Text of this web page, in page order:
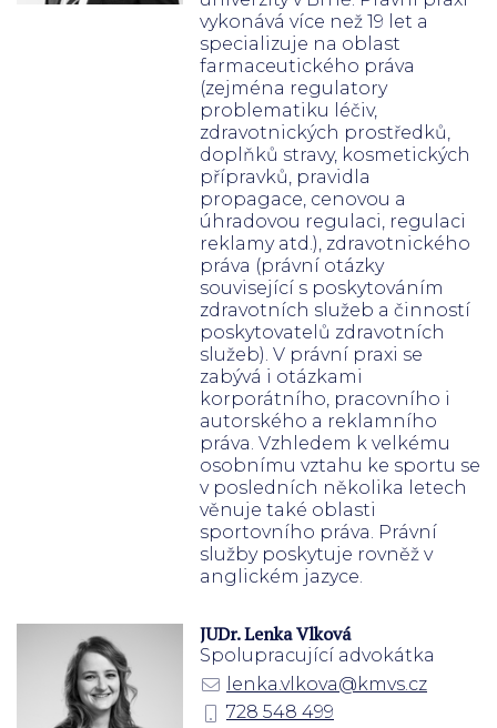
vykonává více než 19 let a
specializuje na oblast
farmaceutického práva
(zejména regulatory
problematiku léčiv,
zdravotnických prostředků,
doplňků stravy, kosmetických
přípravků, pravidla
propagace, cenovou a
úhradovou regulaci, regulaci
reklamy atd.), zdravotnického
práva (právní otázky
související s poskytováním
zdravotních služeb a činností
poskytovatelů zdravotních
služeb). V právní praxi se
zabývá i otázkami
korporátního, pracovního i
autorského a reklamního
práva. Vzhledem k velkému
osobnímu vztahu ke sportu se
v posledních několika letech
věnuje také oblasti
sportovního práva. Právní
služby poskytuje rovněž v
anglickém jazyce.
JUDr. Lenka Vlková
Spolupracující advokátka
lenka.vlkova@kmvs.cz
728 548 499